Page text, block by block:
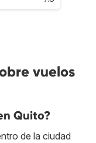
vuelos
Quito?
de la ciudad